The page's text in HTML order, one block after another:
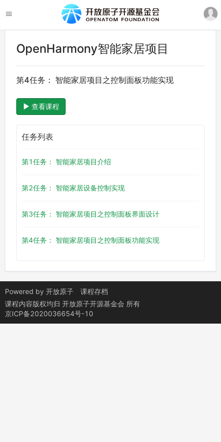
OpenHarmony智能家居项目
第4任务： 智能家居项目之控制面板功能实现
查看课程
任务列表
第1任务： 智能家居项目介绍
第2任务： 智能家居设备控制实现
第3任务： 智能家居项目之控制面板界面设计
第4任务： 智能家居项目之控制面板功能实现
Powered by 开放原子
课程存档
课程内容版权均归 开放原子开源基金会 所有
京ICP备2020036654号-10